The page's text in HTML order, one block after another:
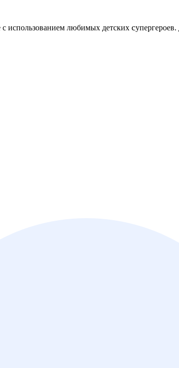
с использованием любимых детских c